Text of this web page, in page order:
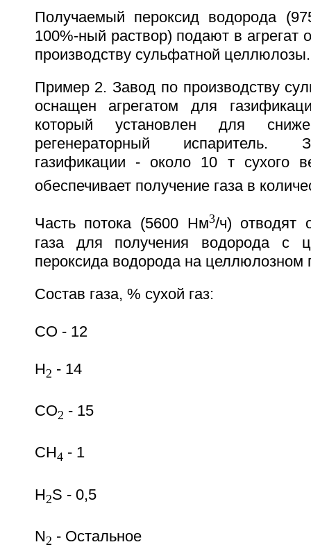
Получаемый пероксид водорода
100%-ный раствор) подают в агрегат
производству сульфатной целлюлозы.
Пример 2. Завод по производству
оснащен агрегатом для
который установлен для
регенераторный испаритель.
газификации - около 10 т сухого
обеспечивает получение газа в
Часть потока (5600 Нм3/ч) отводят
газа для получения водорода с
пероксида водорода на целлюлозном
Состав газа, % сухой газ:
CO - 12
H2 - 14
CO2 - 15
CH4 - 1
H2S - 0,5
N2 - Остальное